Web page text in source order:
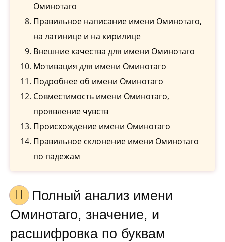
Оминотаго
Правильное написание имени Оминотаго,
на латинице и на кирилице
Внешние качества для имени Оминотаго
Мотивация для имени Оминотаго
Подробнее об имени Оминотаго
Совместимость имени Оминотаго,
проявление чувств
Происхождение имени Оминотаго
Правильное склонение имени Оминотаго
по падежам
Полный анализ имени
Оминотаго, значение, и
расшифровка по буквам